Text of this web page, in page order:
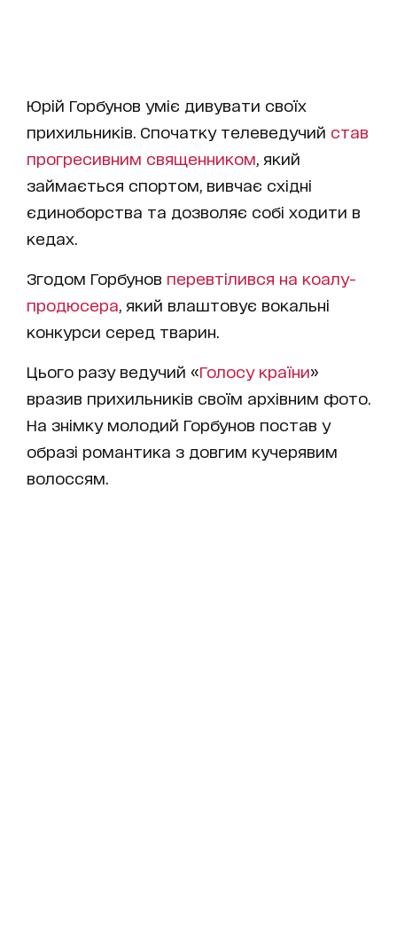
Юрій Горбунов уміє дивувати своїх
прихильників. Спочатку телеведучий став
прогресивним священником , який
займається спортом, вивчає східні
єдиноборства та дозволяє собі ходити в
кедах.
Згодом Горбунов перевтілився на коалу-
продюсера , який влаштовує вокальні
конкурси серед тварин.
Цього разу ведучий «Голосу країни»
вразив прихильників своїм архівним фото.
На знімку молодий Горбунов постав у
образі романтика з довгим кучерявим
волоссям.